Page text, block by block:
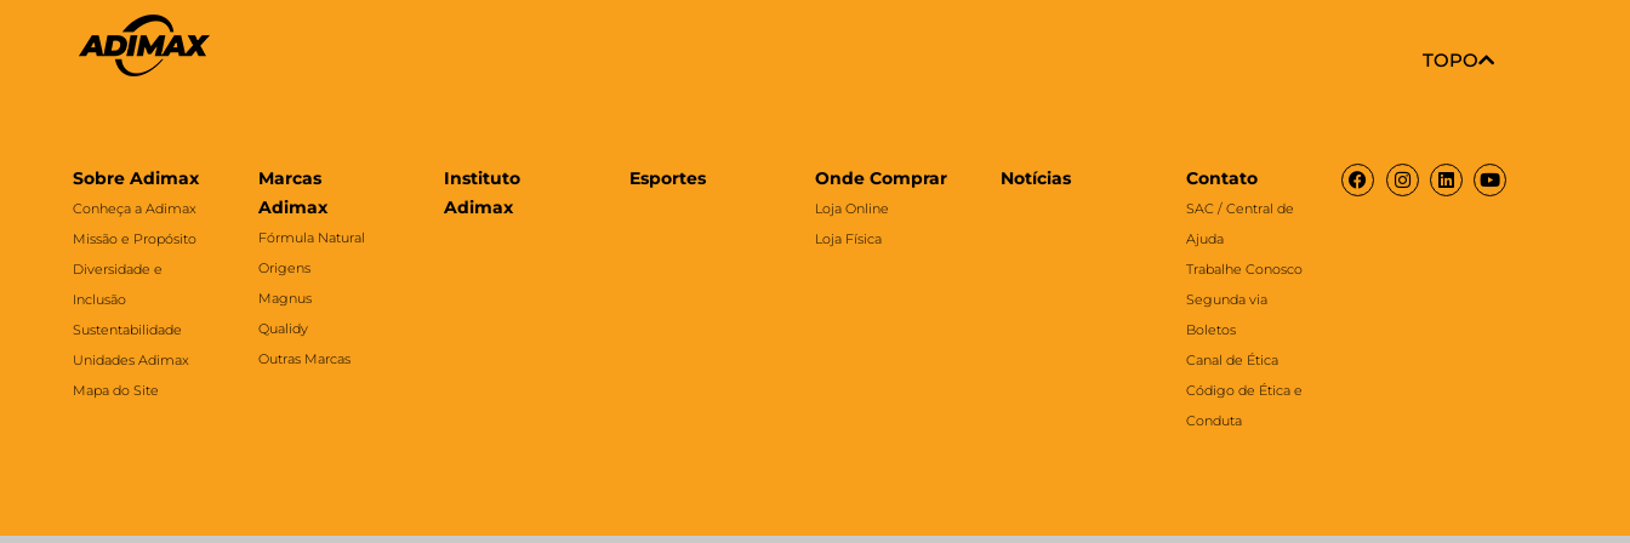
TOPO
Sobre Adimax
Conheça a Adimax
Missão e Propósito
Diversidade e
Inclusão
Sustentabilidade
Unidades Adimax
Mapa do Site
Marcas
Adimax
Fórmula Natural
Origens
Magnus
Qualidy
Outras Marcas
Instituto
Adimax
Esportes Onde Comprar
Loja Online
Loja Física
Notícias Contato
SAC / Central de
Ajuda
Trabalhe Conosco
Segunda via
Boletos
Canal de Ética
Código de Ética e
Conduta
Facebook
Instagram
LinkedinYoutube